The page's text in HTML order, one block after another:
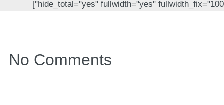
hide_total="yes" fullwidth="yes" fullwidth_fix="100"]
No Comments